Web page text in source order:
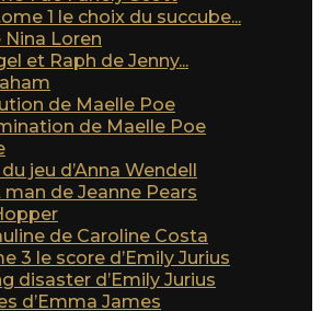
1 le choix du succube...
Loren
et Raph de Jenny...
de Maelle Poe
de Maelle Poe
jeu d’Anna Wendell
de Jeanne Pears
de Caroline Costa
3 le score d’Emily Jurius
disaster d’Emily Jurius
d’Emma James